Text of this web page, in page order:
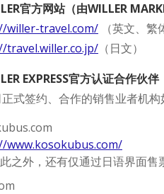
官方网站（由WILLER
willer-travel.com/ （英文、
travel.willer.co.jp/ （日文）
EXPRESS官方认证合作伙伴
式签约、合作的销售业者机构
www.kosokubus.com/
之外，还有仅通过日语界面售